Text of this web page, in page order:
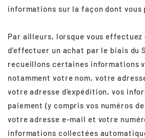
informations sur la façon dont vous
Par ailleurs, lorsque vous effectuez
d'effectuer un achat par le biais du
recueillons certaines informations
notamment votre nom, votre
votre adresse d'expédition, vos
paiement (y compris vos numéros
votre adresse e-mail et votre
informations collectées